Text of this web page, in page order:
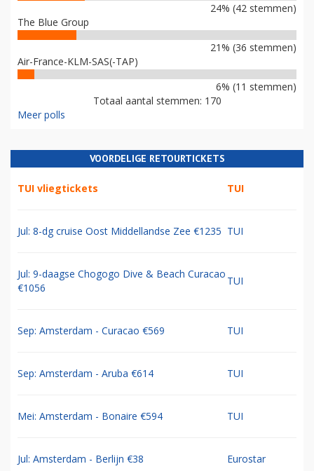
24% (42 stemmen)
The Blue Group
21% (36 stemmen)
Air-France-KLM-SAS(-TAP)
6% (11 stemmen)
Totaal aantal stemmen: 170
Meer polls
VOORDELIGE RETOURTICKETS
TUI vliegtickets TUI
Jul: 8-dg cruise Oost Middellandse Zee €1235 TUI
Jul: 9-daagse Chogogo Dive & Beach Curacao
€1056
TUI
Sep: Amsterdam - Curacao €569 TUI
Sep: Amsterdam - Aruba €614 TUI
Mei: Amsterdam - Bonaire €594 TUI
Jul: Amsterdam - Berlijn €38 Eurostar